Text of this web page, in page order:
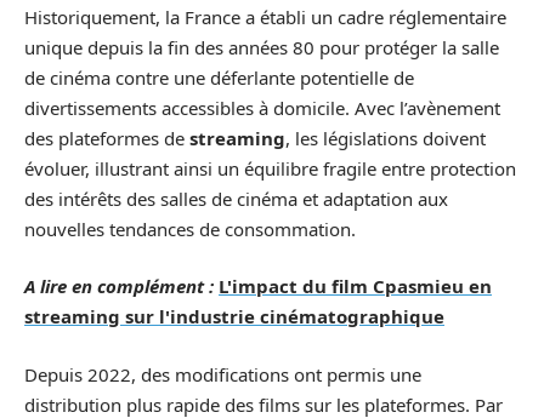
Historiquement, la France a établi un cadre réglementaire
unique depuis la fin des années 80 pour protéger la salle
de cinéma contre une déferlante potentielle de
divertissements accessibles à domicile. Avec l’avènement
des plateformes de streaming, les législations doivent
évoluer, illustrant ainsi un équilibre fragile entre protection
des intérêts des salles de cinéma et adaptation aux
nouvelles tendances de consommation.
A lire en complément : L'impact du film Cpasmieu en
streaming sur l'industrie cinématographique
Depuis 2022, des modifications ont permis une
distribution plus rapide des films sur les plateformes. Par